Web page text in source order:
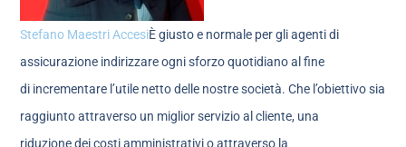
Stefano Maestri AccesiÈ giusto e normale per gli agenti di
assicurazione indirizzare ogni sforzo quotidiano al fine
di incrementare l’utile netto delle nostre società. Che l’obiettivo sia
raggiunto attraverso un miglior servizio al cliente, una
riduzione dei costi amministrativi o attraverso la